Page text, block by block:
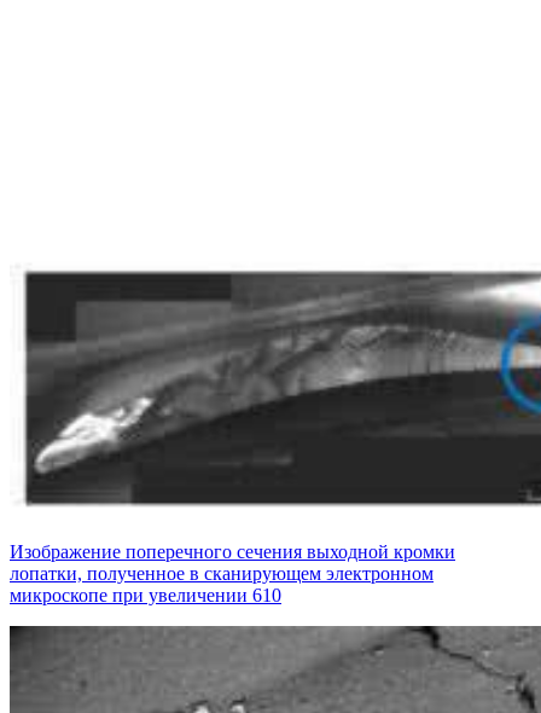
Изображение поперечного сечения выходной кромки
лопатки, полученное в сканирующем электронном
микроскопе при увеличении 610